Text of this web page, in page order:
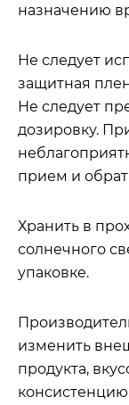
назначению
Не следует
защитная
Не следует
дозировку.
прием и
Хранить в
солнечного
упаковке.
изменить
продукта,